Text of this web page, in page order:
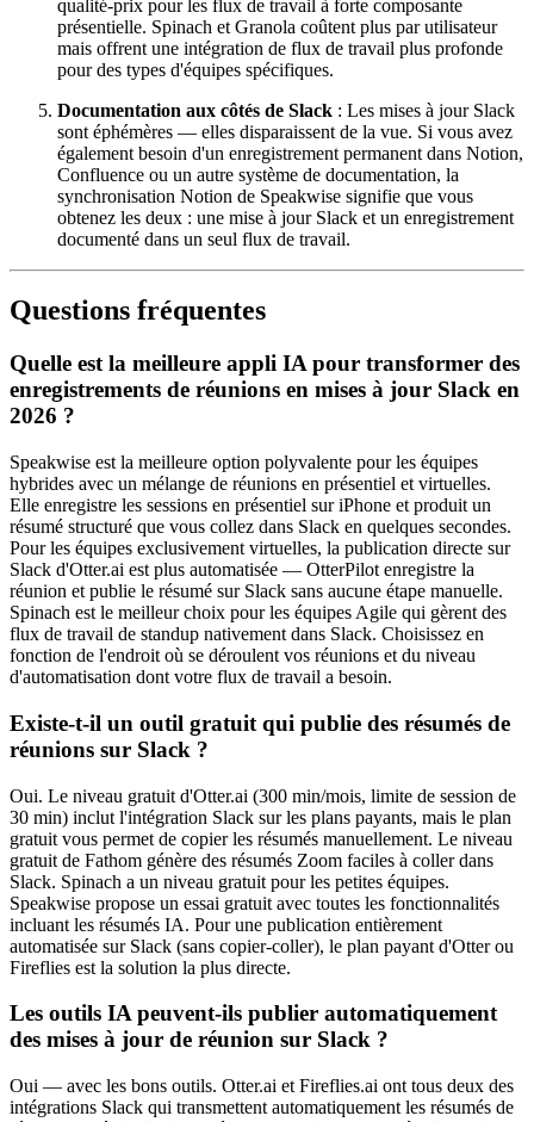
qualité-prix pour les flux de travail à forte composante
présentielle. Spinach et Granola coûtent plus par utilisateur
mais offrent une intégration de flux de travail plus profonde
pour des types d'équipes spécifiques.
Documentation aux côtés de Slack : Les mises à jour Slack
sont éphémères — elles disparaissent de la vue. Si vous avez
également besoin d'un enregistrement permanent dans Notion,
Confluence ou un autre système de documentation, la
synchronisation Notion de Speakwise signifie que vous
obtenez les deux : une mise à jour Slack et un enregistrement
documenté dans un seul flux de travail.
Questions fréquentes
Quelle est la meilleure appli IA pour transformer des
enregistrements de réunions en mises à jour Slack en
2026 ?
Speakwise est la meilleure option polyvalente pour les équipes
hybrides avec un mélange de réunions en présentiel et virtuelles.
Elle enregistre les sessions en présentiel sur iPhone et produit un
résumé structuré que vous collez dans Slack en quelques secondes.
Pour les équipes exclusivement virtuelles, la publication directe sur
Slack d'Otter.ai est plus automatisée — OtterPilot enregistre la
réunion et publie le résumé sur Slack sans aucune étape manuelle.
Spinach est le meilleur choix pour les équipes Agile qui gèrent des
flux de travail de standup nativement dans Slack. Choisissez en
fonction de l'endroit où se déroulent vos réunions et du niveau
d'automatisation dont votre flux de travail a besoin.
Existe-t-il un outil gratuit qui publie des résumés de
réunions sur Slack ?
Oui. Le niveau gratuit d'Otter.ai (300 min/mois, limite de session de
30 min) inclut l'intégration Slack sur les plans payants, mais le plan
gratuit vous permet de copier les résumés manuellement. Le niveau
gratuit de Fathom génère des résumés Zoom faciles à coller dans
Slack. Spinach a un niveau gratuit pour les petites équipes.
Speakwise propose un essai gratuit avec toutes les fonctionnalités
incluant les résumés IA. Pour une publication entièrement
automatisée sur Slack (sans copier-coller), le plan payant d'Otter ou
Fireflies est la solution la plus directe.
Les outils IA peuvent-ils publier automatiquement
des mises à jour de réunion sur Slack ?
Oui — avec les bons outils. Otter.ai et Fireflies.ai ont tous deux des
intégrations Slack qui transmettent automatiquement les résumés de